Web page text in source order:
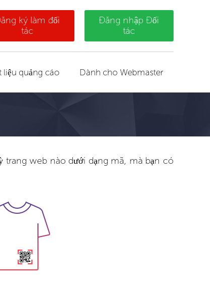
ký làm đối
tác
Đăng nhập Đối
tác
liệu quảng cáo Dành cho Webmaster
trang web nào dưới dạng mã, mà bạn có